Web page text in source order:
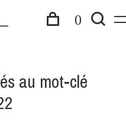
0
au mot-clé